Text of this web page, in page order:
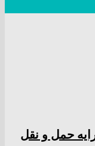
حمل و نقل